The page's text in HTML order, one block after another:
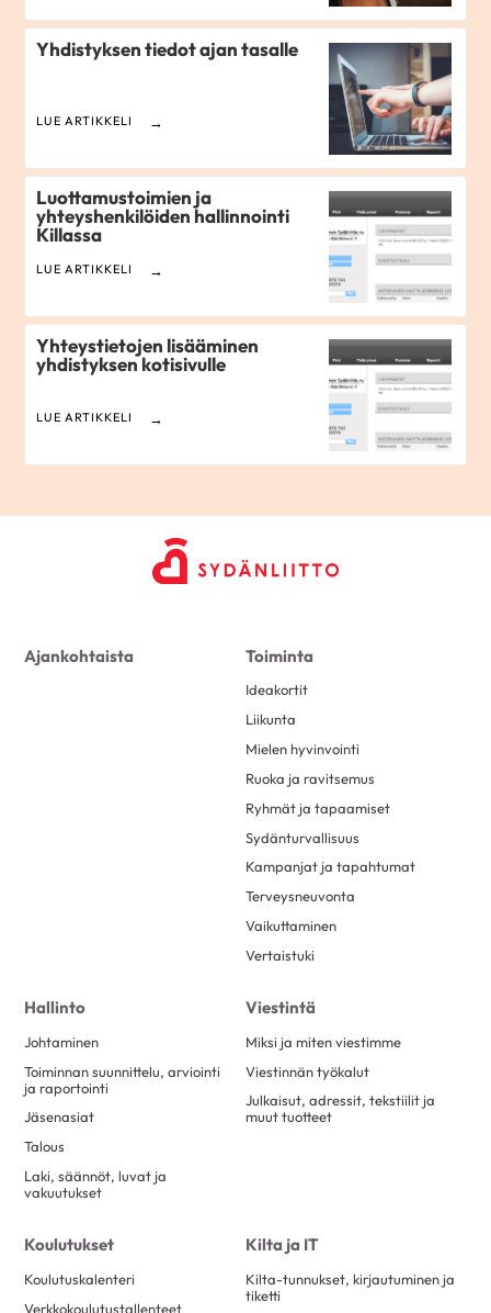
Yhdistyksen tiedot ajan tasalle
LUE ARTIKKELI
Luottamustoimien ja
yhteyshenkilöiden hallinnointi
Killassa
LUE ARTIKKELI
Yhteystietojen lisääminen
yhdistyksen kotisivulle
LUE ARTIKKELI
Ajankohtaista Toiminta
Ideakortit
Liikunta
Mielen hyvinvointi
Ruoka ja ravitsemus
Ryhmät ja tapaamiset
Sydänturvallisuus
Kampanjat ja tapahtumat
Terveysneuvonta
Vaikuttaminen
Vertaistuki
Hallinto
Johtaminen
Toiminnan suunnittelu, arviointi
ja raportointi
Jäsenasiat
Talous
Laki, säännöt, luvat ja
vakuutukset
Viestintä
Miksi ja miten viestimme
Viestinnän työkalut
Julkaisut, adressit, tekstiilit ja
muut tuotteet
Koulutukset
Koulutuskalenteri
Verkkokoulutustallenteet
Kilta ja IT
Kilta-tunnukset, kirjautuminen ja
tiketti